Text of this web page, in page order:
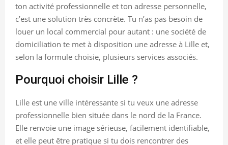
ton activité professionnelle et ton adresse personnelle,
c’est une solution très concrète. Tu n’as pas besoin de
louer un local commercial pour autant : une société de
domiciliation te met à disposition une adresse à Lille et,
selon la formule choisie, plusieurs services associés.
Pourquoi choisir Lille ?
Lille est une ville intéressante si tu veux une adresse
professionnelle bien située dans le nord de la France.
Elle renvoie une image sérieuse, facilement identifiable,
et elle peut être pratique si tu dois rencontrer des